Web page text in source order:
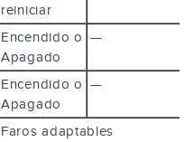
reiniciar
Encendido o
Apagado
—
Encendido o
Apagado
—
Faros adaptables